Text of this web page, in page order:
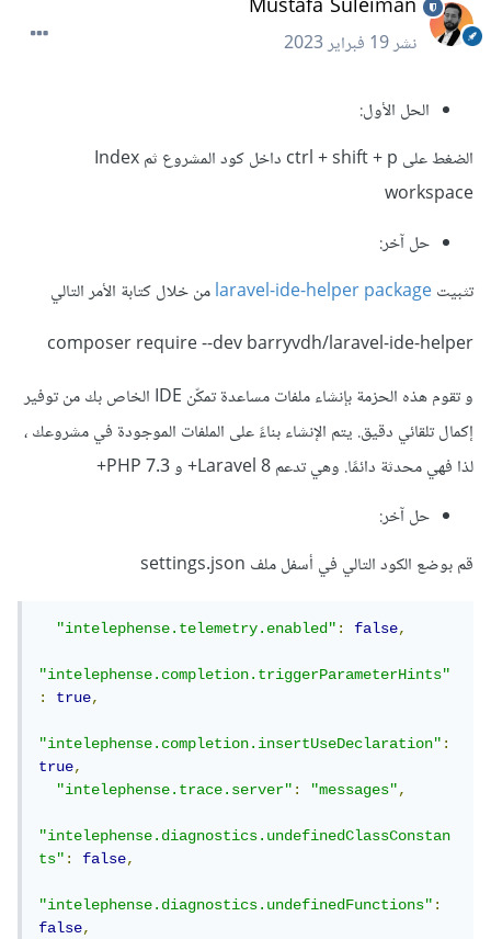
نشر19 فبراير 2023
الحل الأول:
الضغط على ctrl + shift + p داخل كود المشروع ثم Index
workspace
حل آخر:
تثبيتlaravel-ide-helper packageمن خلال كتابة الأمر التالي
composer require --dev barryvdh/laravel-ide-helper
و تقوم هذه الحزمة بإنشاء ملفات مساعدة تمكّن IDE الخاص بك من توفير
إكمال تلقائي دقيق. يتم الإنشاء بناءً على الملفات الموجودة في مشروعك ،
لذا فهي محدثة دائمًا. وهي تدعم Laravel 8+ و PHP 7.3+
حل آخر:
قم بوضع الكود التالي في أسفل ملف settings.json
"intelephense.telemetry.enabled": false,
"intelephense.completion.triggerParameterHints"
:
true,
"intelephense.completion.insertUseDeclaration":
true,
"intelephense.trace.server": "messages",
"intelephense.diagnostics.undefinedClassConstan
ts": false,
"intelephense.diagnostics.undefinedFunctions":
false,